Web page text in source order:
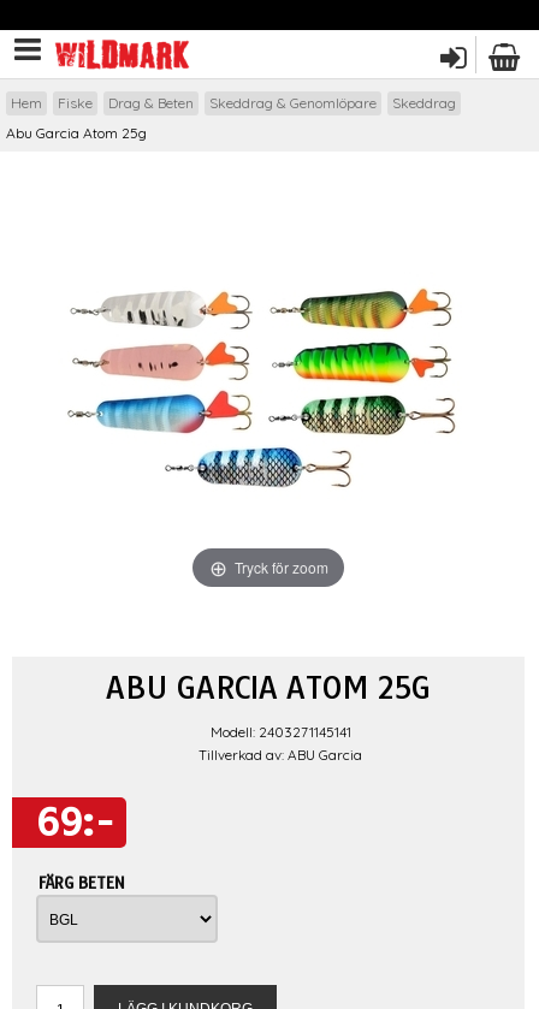
Hem Fiske Drag & Beten Skeddrag & Genomlöpare
Skeddrag
Abu Garcia Atom 25g
Tryck för zoom
ABU GARCIA ATOM 25G
Modell: 2403271145141
Tillverkad av: ABU Garcia
69:-
FÄRG BETEN